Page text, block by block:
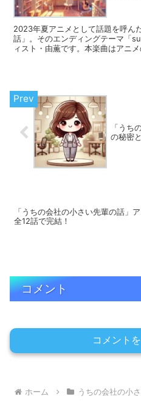
2023年夏アニメとして話題を呼ん
話」。そのエンディングテーマ「
ィスト・由薫です。本楽曲はアニ
「うち
の秘密
「うちの会社の小さい先輩の話」
全12話で完結！
コメント
コメント
ホーム うちの会社の小